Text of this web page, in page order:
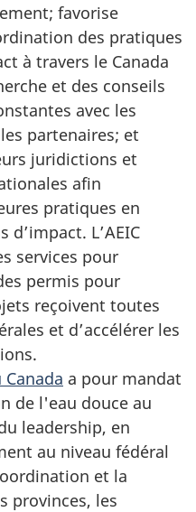
favorise
des pratiques
à travers le Canada
et des conseils
avec les
partenaires; et
juridictions et
afin
pratiques en
L’AEIC
services pour
permis pour
reçoivent toutes
et d’accélérer les
a pour mandat
de l'eau douce au
leadership, en
au niveau fédéral
et la
provinces, les